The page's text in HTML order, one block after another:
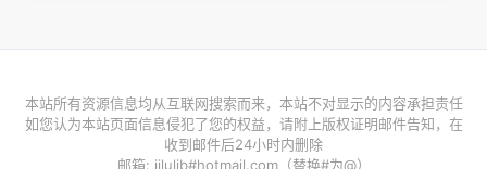
本站所有资源信息均从互联网搜索而来，本站不对显示的内容承担责任
如您认为本站页面信息侵犯了您的权益，请附上版权证明邮件告知，在
收到邮件后24小时内删除
邮箱: jilulib#hotmail.com（替换#为@）